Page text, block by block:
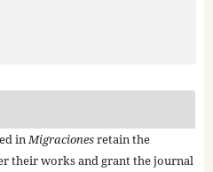
inMigracionesretain the
their works and grant the journal